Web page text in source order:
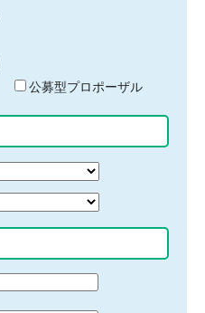
公募型プロポーザル